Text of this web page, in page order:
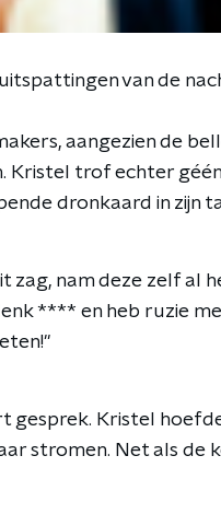
van de
aangezien de
Kristel trof echter
dronkaard in zijn
nam deze zelf al
**** en heb ruzie
gesprek. Kristel
stromen. Net als de